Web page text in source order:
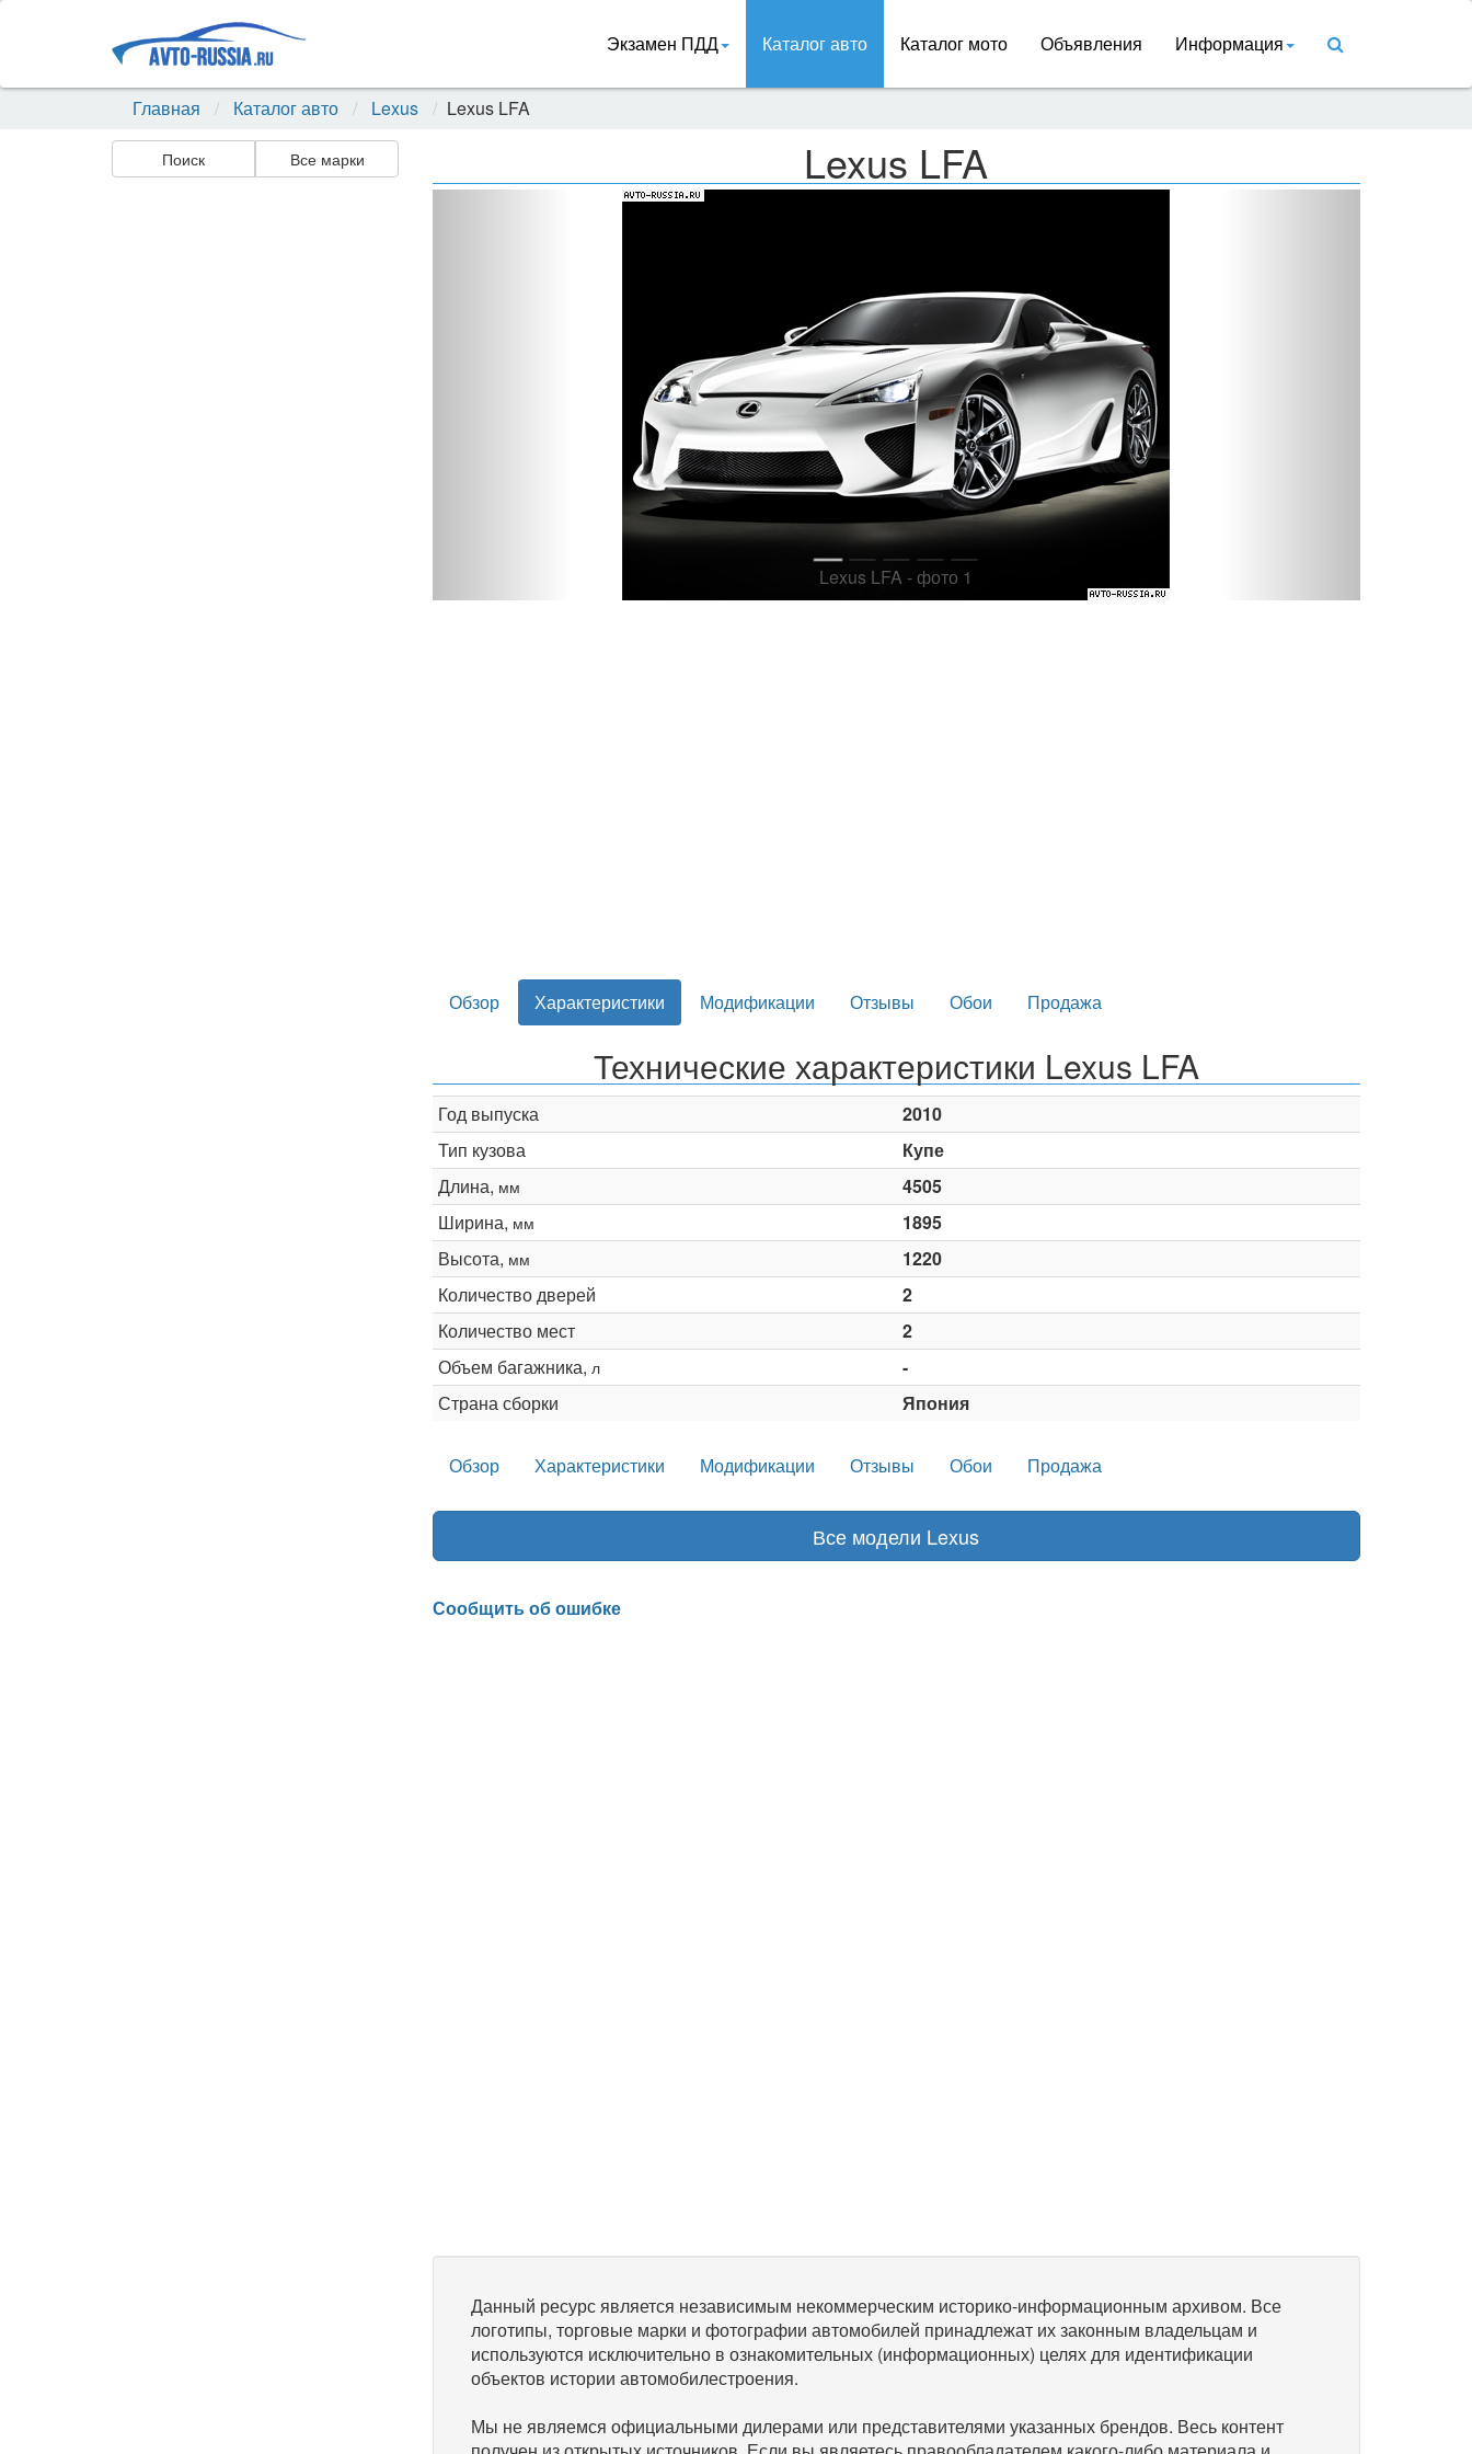
Экзамен ПДД Каталог авто Каталог мото Объявления Информация
Главная Каталог авто Lexus Lexus LFA
Поиск Все марки Lexus LFA
Lexus LFA - фото 1
Обзор Характеристики Модификации Отзывы Обои Продажа
Технические характеристики Lexus LFA
Год выпуска
2010
Тип кузова
Купе
Длина, мм
4505
Ширина, мм
1895
Высота, мм
1220
Количество дверей
2
Количество мест
2
Объем багажника, л
-
Страна сборки
Япония
Обзор Характеристики Модификации Отзывы Обои Продажа
Все модели Lexus
Сообщить об ошибке
Данный ресурс является независимым некоммерческим историко-информационным архивом. Все
логотипы, торговые марки и фотографии автомобилей принадлежат их законным владельцам и
используются исключительно в ознакомительных (информационных) целях для идентификации
объектов истории автомобилестроения.
Мы не являемся официальными дилерами или представителями указанных брендов. Весь контент